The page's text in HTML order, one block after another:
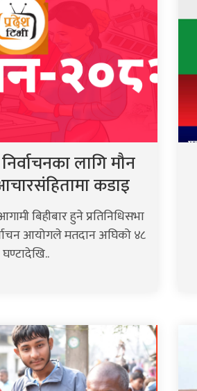
लागि मौन
कडाइ
बिहीबार हुने प्रतिनिधिसभा
आयोगले मतदान अघिको ४८
घण्टादेखि..